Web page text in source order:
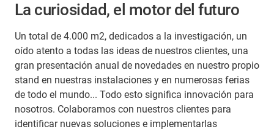
La curiosidad, el motor del futuro
Un total de 4.000 m2, dedicados a la investigación, un
oído atento a todas las ideas de nuestros clientes, una
gran presentación anual de novedades en nuestro propio
stand en nuestras instalaciones y en numerosas ferias
de todo el mundo... Todo esto significa innovación para
nosotros. Colaboramos con nuestros clientes para
identificar nuevas soluciones e implementarlas